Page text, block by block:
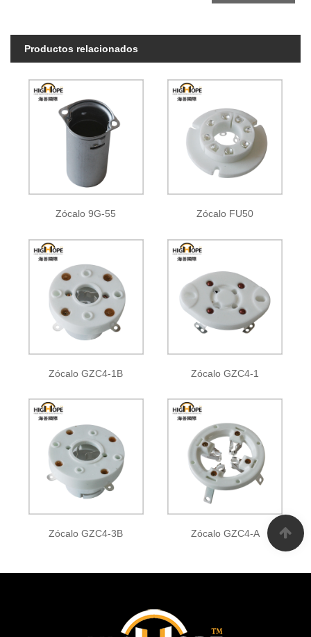
Productos relacionados
Zócalo 9G-55 Zócalo FU50
Zócalo GZC4-1B Zócalo GZC4-1
Zócalo GZC4-3B Zócalo GZC4-A